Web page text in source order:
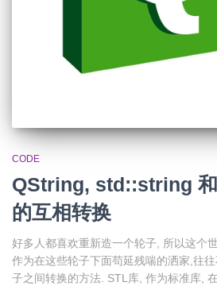
CODE
QString, std::string
的互相转换
好多人都喜欢重新造一个轮子, 所以这个
作为在这些轮子下面苟延残喘的洒家,往
子之间转换的方法. STL库, 作为标准库,